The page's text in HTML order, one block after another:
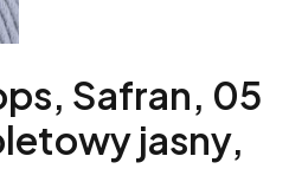
Safran, 05
jasny,